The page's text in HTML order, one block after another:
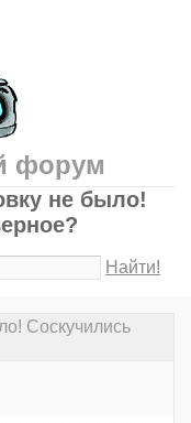
форум
не было!
Найти!
Соскучились